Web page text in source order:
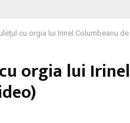
cu orgia lui Irinel Columbeanu
orgia lui